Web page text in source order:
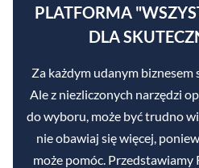
PLATFORMA
DLA
Za każdym udanym biznesem
Ale z niezliczonych narzędzi
do wyboru, może być trudno
nie obawiaj się więcej,
może pomóc.